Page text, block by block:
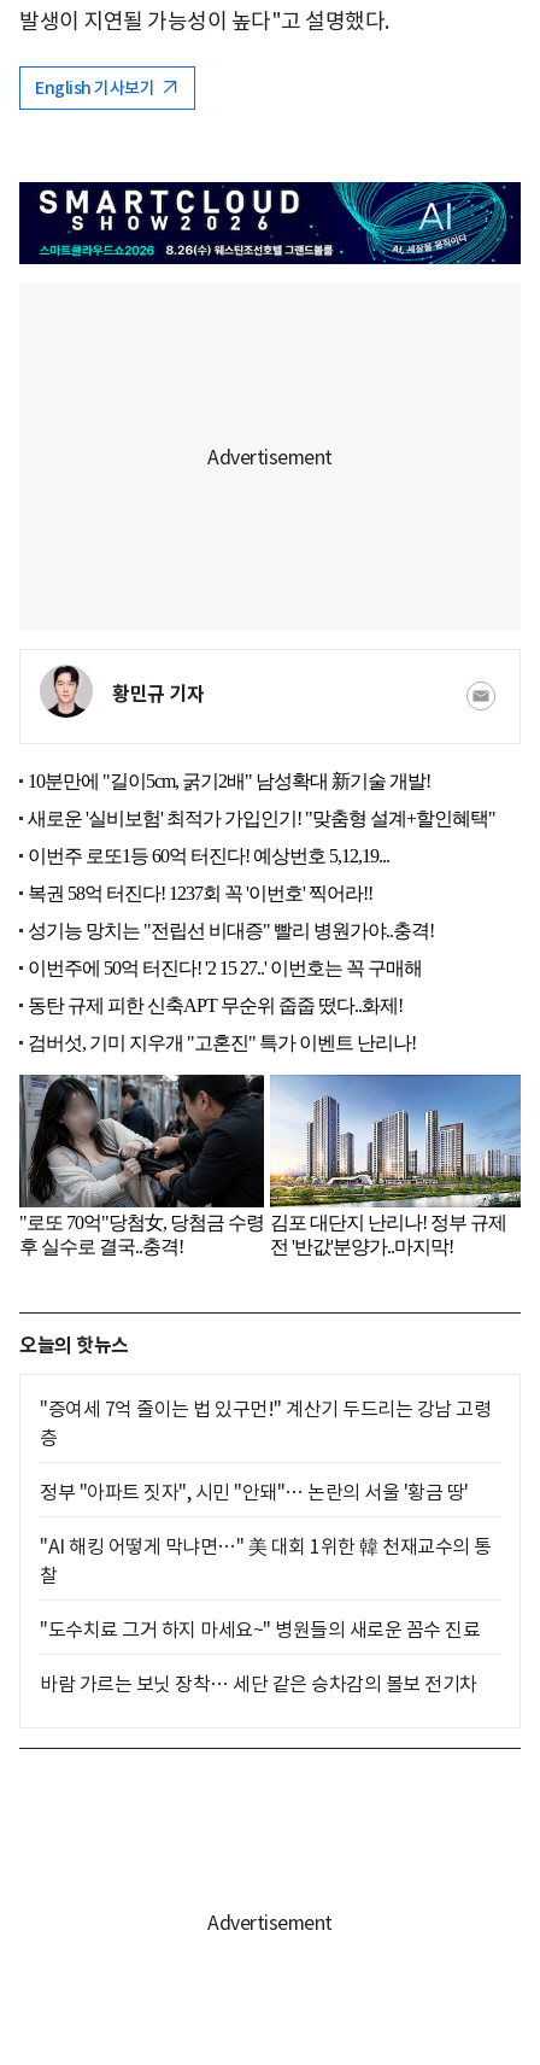
발생이 지연될 가능성이 높다"고 설명했다.
English 기사보기
황민규 기자
오늘의 핫뉴스
"증여세 7억 줄이는 법 있구먼!" 계산기 두드리는 강남 고령
층
정부 "아파트 짓자", 시민 "안돼"… 논란의 서울 '황금 땅'
"AI 해킹 어떻게 막냐면…" 美 대회 1위한 韓 천재교수의 통
찰
"도수치료 그거 하지 마세요~" 병원들의 새로운 꼼수 진료
바람 가르는 보닛 장착… 세단 같은 승차감의 볼보 전기차